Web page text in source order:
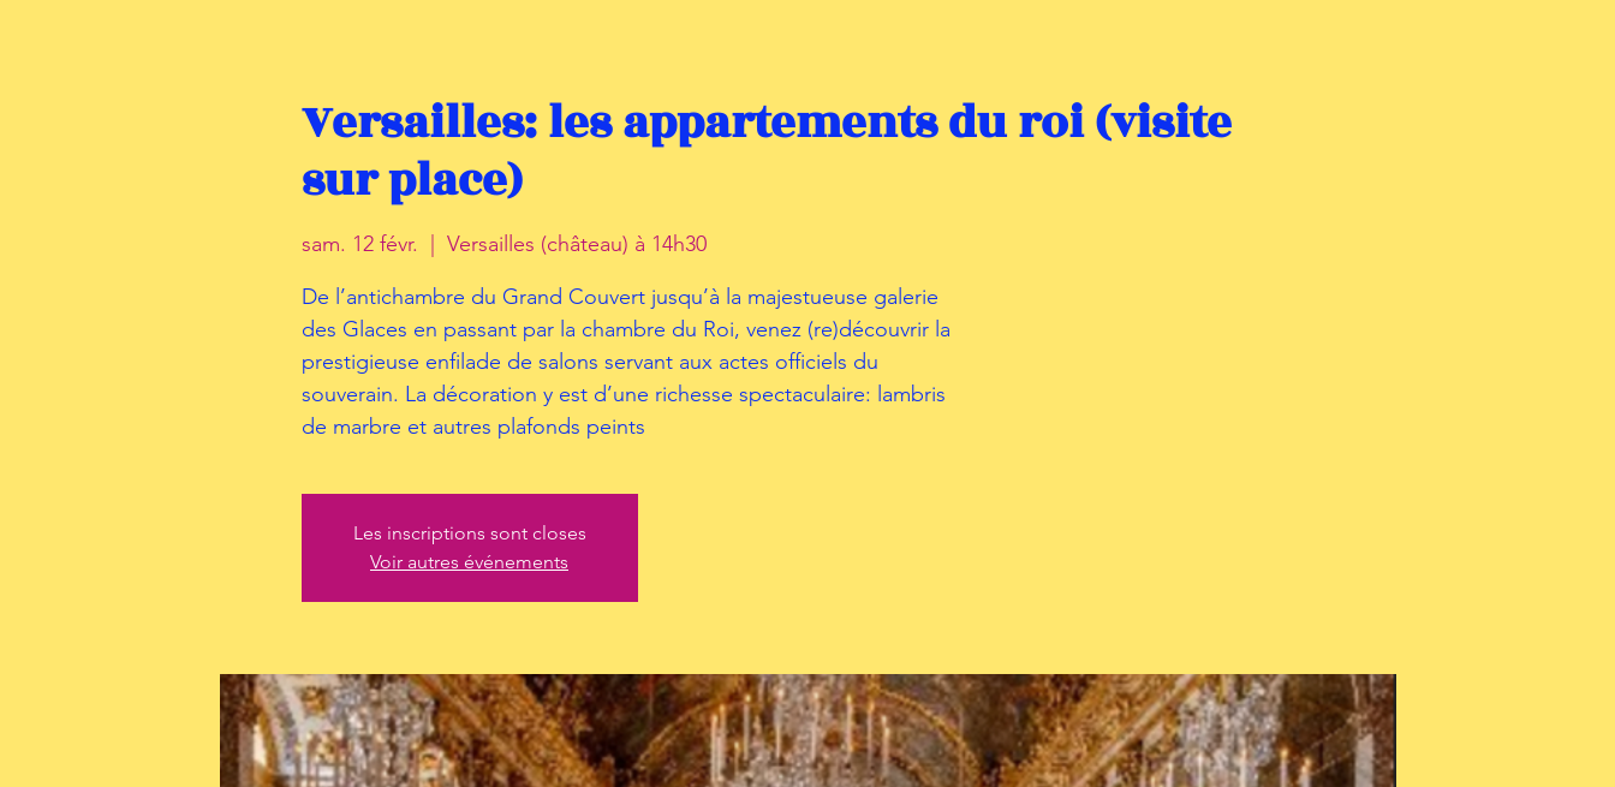
Versailles: les appartements du roi (visite
sur place)
sam. 12 févr.
Versailles (château) à 14h30
De l’antichambre du Grand Couvert jusqu’à la majestueuse galerie
des Glaces en passant par la chambre du Roi, venez (re)découvrir la
prestigieuse enfilade de salons servant aux actes officiels du
souverain. La décoration y est d’une richesse spectaculaire: lambris
de marbre et autres plafonds peints
Les inscriptions sont closes
Voir autres événements